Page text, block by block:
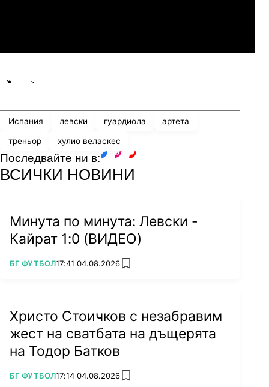
Испания левски гуардиола артета
треньор хулио веласкес
Последвайте ни в:
ВСИЧКИ НОВИНИ
Минута по минута: Левски -
Кайрат 1:0 (ВИДЕО)
ПОВЕЧЕ ОТ
БГ ФУТБОЛ17:41 04.08.2026 add favorites
Христо Стоичков с незабравим
жест на сватбата на дъщерята
на Тодор Батков
ПОВЕЧЕ ОТ
БГ ФУТБОЛ17:14 04.08.2026 add favorites